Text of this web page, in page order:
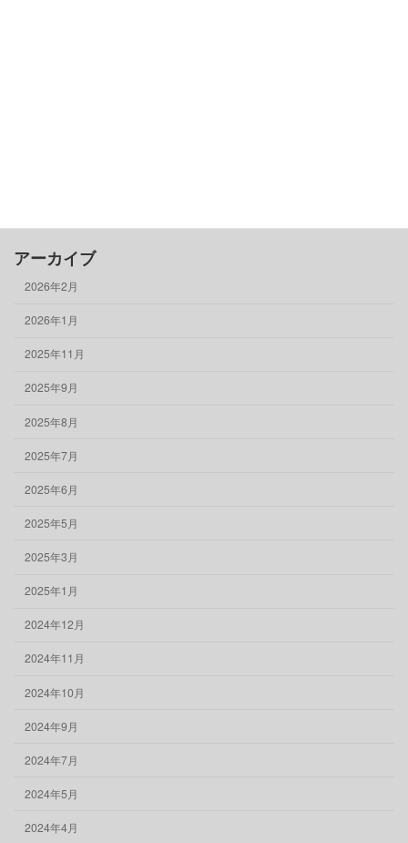
アーカイブ
2026年2月
2026年1月
2025年11月
2025年9月
2025年8月
2025年7月
2025年6月
2025年5月
2025年3月
2025年1月
2024年12月
2024年11月
2024年10月
2024年9月
2024年7月
2024年5月
2024年4月